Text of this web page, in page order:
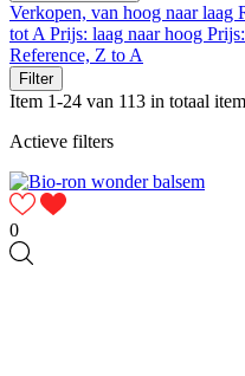
Verkopen, van hoog naar laag
tot A Prijs: laag naar hoog
Reference, Z to A
Filter
Item 1-24 van 113 in totaal
Actieve filters
0